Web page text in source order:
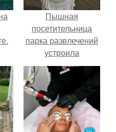
Пышная
посетительница
парка развлечений
устроила
обсуждение в
соцсетях после
неожиданного
столкновения с
правилами
безопасности.